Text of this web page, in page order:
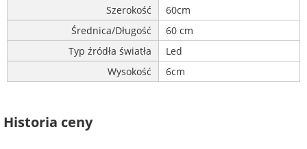
Szerokość
60cm
Średnica/Długość
60 cm
Typ źródła światła
Led
Wysokość
6cm
Historia ceny